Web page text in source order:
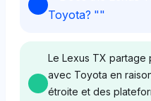
Deepseek positionne le
comparable aux
partageant une part de
une perception
gamme. Son ton neutre
Toyota? ""
Le Lexus TX
avec Toyota en
étroite et des